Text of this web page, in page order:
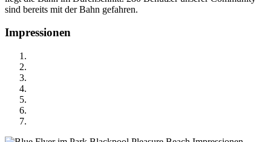
sind bereits mit der Bahn gefahren.
Impressionen